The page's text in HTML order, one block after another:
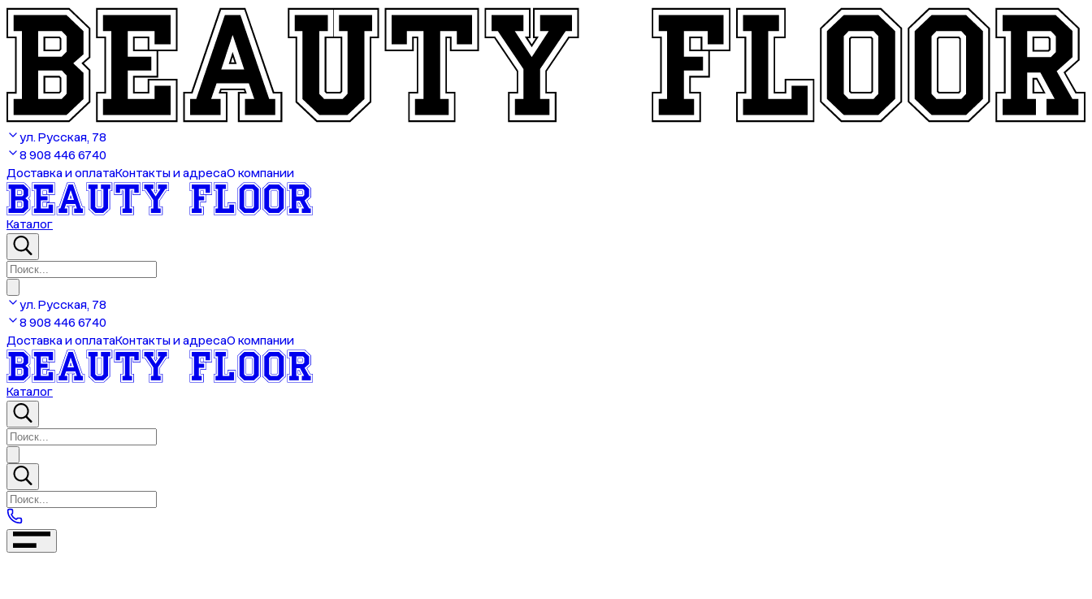
ул. Русская, 78
8 908 446 6740
Доставка и оплатаКонтакты и адресаО компании
Каталог
ул. Русская, 78
8 908 446 6740
Доставка и оплатаКонтакты и адресаО компании
Каталог